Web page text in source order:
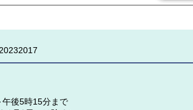
後5時15分まで